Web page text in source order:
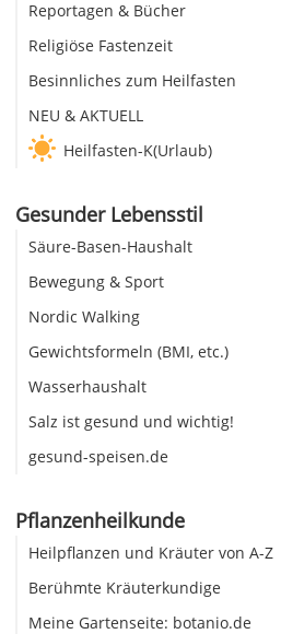
Reportagen & Bücher
Religiöse Fastenzeit
Besinnliches zum Heilfasten
NEU & AKTUELL
Heilfasten-K(Urlaub)
Gesunder Lebensstil
Säure-Basen-Haushalt
Bewegung & Sport
Nordic Walking
Gewichtsformeln (BMI, etc.)
Wasserhaushalt
Salz ist gesund und wichtig!
gesund-speisen.de
Pflanzenheilkunde
Heilpflanzen und Kräuter von A-Z
Berühmte Kräuterkundige
Meine Gartenseite: botanio.de